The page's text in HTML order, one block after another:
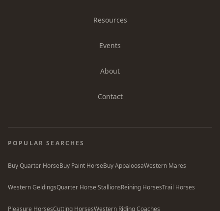
Resources
Events
About
Contact
POPULAR SEARCHES
Buy Quarter HorseBuy Paint HorseBuy AppaloosaWestern Mares
Western GeldingsQuarter Horse StallionsReining HorsesTrail Horses
Pleasure HorsesCutting HorsesWestern Riding Coaches